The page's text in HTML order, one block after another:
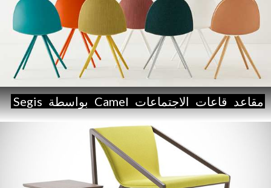
مقاعد قاعات الاجتماعات Camel بواسطة Segis